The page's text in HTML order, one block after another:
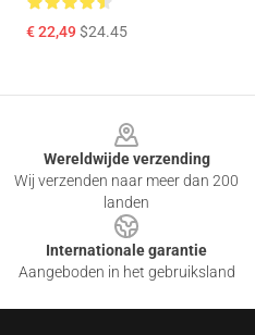
€ 22,49$24.45
Wereldwijde verzending
Wij verzenden naar meer dan 200
landen
Internationale garantie
Aangeboden in het gebruiksland